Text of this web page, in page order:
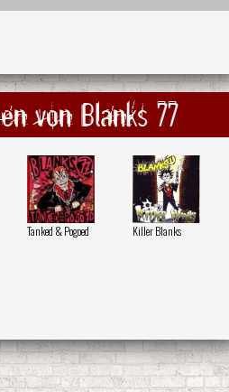
von Blanks 77
Tanked & Pogoed Killer Blanks